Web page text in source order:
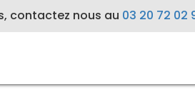
contactez nous au 03 20 72 02